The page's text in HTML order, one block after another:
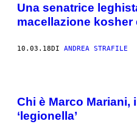
Una senatrice
macellazione kosher
10.03.18DI ANDREA STRAFILE
Chi è Marco Mariani,
‘legionella’